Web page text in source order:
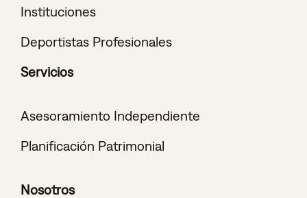
Instituciones
Deportistas Profesionales
Servicios
Asesoramiento Independiente
Planificación Patrimonial
Nosotros